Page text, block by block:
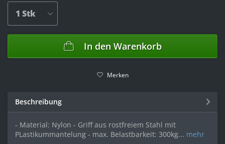
In den Warenkorb
Merken
Beschreibung
- Material: Nylon - Griff aus rostfreiem Stahl mit
PLastikummantelung - max. Belastbarkeit: 300kg... mehr